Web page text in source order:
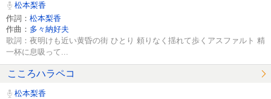
松本梨香
作詞： 松本梨香
作曲： 多々納好夫
歌詞：夜明けも近い黄昏の街 ひとり 頼りなく揺れて歩くアスファルト 精
一杯に息吸って...
こころハラペコ
松本梨香